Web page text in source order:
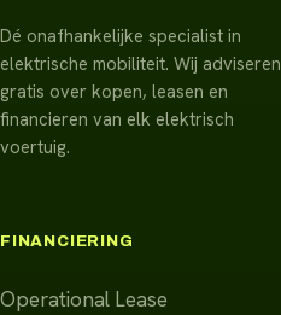
Dé onafhankelijke specialist in
elektrische mobiliteit. Wij adviseren
gratis over kopen, leasen en
financieren van elk elektrisch
voertuig.
FINANCIERING
Operational Lease